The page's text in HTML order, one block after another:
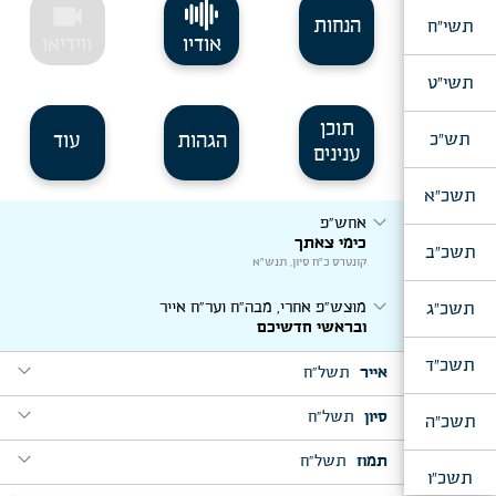
תשי"ח
תשי"ט
תש"כ
תשכ"א
תשכ"ב
תשכ"ג
תשכ"ד
תשכ"ה
תשכ"ו
הנחות
אודיו
תוכן
ענינים
הגהות עוד
expand_moreאחש"פ
כימי צאתך
קונטרס כ"ח סיון, תנש"א
expand_more מוצש"פ אחרי, מבה"ח וער"ח אייר
ובראשי חדשיכם
אייר תשל"ח
expand_more
expand_moreמוצש"פ אמור, ליל פסח שני
להבין ענין פסח שני
קונטרס פסח שני, תשמ"ט
סיון תשל"ח
expand_more
expand_moreבמדבר, ערב חה"ש
בשעה שהקדימו
תמוז תשל"ח
expand_more